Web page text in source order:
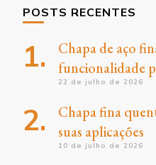
POSTS RECENTES
Chapa de aço
funcionalidade
22 de julho de 2026
Chapa fina
suas aplicações
10 de julho de 2026